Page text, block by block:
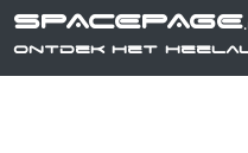
SPACEPAGE
Ontdek het